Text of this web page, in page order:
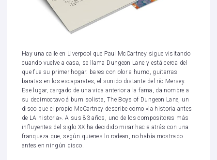
Hay una calle en Liverpool que Paul McCartney sigue visitando
cuando vuelve a casa, se llama Dungeon Lane y está cerca del
que fue su primer hogar: bares con olor a humo, guitarras
baratas en los escaparates, el sonido distante del río Mersey.
Ese lugar, cargado de una vida anterior a la fama, da nombre a
su decimoctavo álbum solista, The Boys of Dungeon Lane, un
disco que el propio McCartney describe como «la historia antes
de LA historia». A sus 83 años, uno de los compositores más
influyentes del siglo XX ha decidido mirar hacia atrás con una
franqueza que, según quienes lo rodean, no había mostrado
antes en ningún disco.